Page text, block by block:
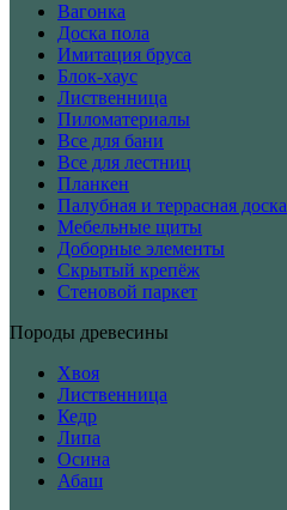
Вагонка
Доска пола
Имитация бруса
Блок-хаус
Лиственница
Пиломатериалы
Все для бани
Все для лестниц
Планкен
Палубная и террасная доска
Мебельные щиты
Доборные элементы
Скрытый крепёж
Стеновой паркет
Породы древесины
Хвоя
Лиственница
Кедр
Липа
Осина
Абаш